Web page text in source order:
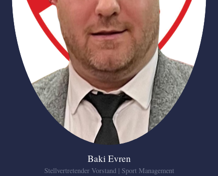
Baki Evren
Stellvertretender Vorstand | Sport Management